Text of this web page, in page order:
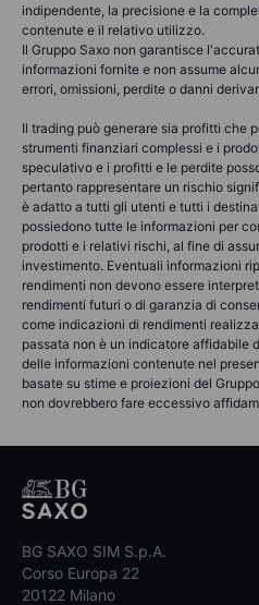
indipendente, la precisione e la
contenute e il relativo utilizzo.
Il Gruppo Saxo non garantisce
informazioni fornite e non assume
errori, omissioni, perdite o danni
Il trading può generare sia profitti che
strumenti finanziari complessi e i
speculativo e i profitti e le perdite
pertanto rappresentare un rischio
è adatto a tutti gli utenti e tutti i
possiedono tutte le informazioni per
prodotti e i relativi rischi, al fine di
investimento. Eventuali informazioni
rendimenti non devono essere
rendimenti futuri o di garanzia di
come indicazioni di rendimenti
passata non è un indicatore affidabile
delle informazioni contenute nel
basate su stime e proiezioni del
non dovrebbero fare eccessivo
BG SAXO SIM S.p.A.
Corso Europa 22
20122 Milano